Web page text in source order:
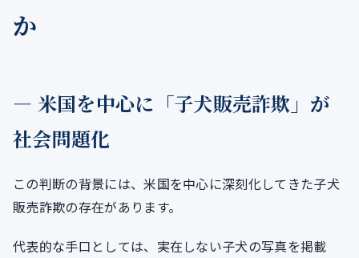
か
― 米国を中心に「子犬販売詐欺」が
社会問題化
この判断の背景には、米国を中心に深刻化してきた子犬
販売詐欺の存在があります。
代表的な手口としては、実在しない子犬の写真を掲載